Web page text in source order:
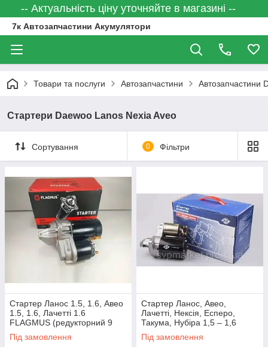
-- Актуальність ціну уточняйте в магазині --
7к Автозапчастини Акумулятори
Товари та послуги Автозапчастини Автозапчастини
Стартери Daewoo Lanos Nexia Aveo
Сортування 0 Фільтри
Стартер Ланос 1.5, 1.6, Авео
1.5, 1.6, Лачетті 1.6
FLAGMUS (редукторний 9
зубів)
Під замовлення
Стартер Ланос, Авео,
Лачетті, Нексія, Есперо,
Такума, Нубіра 1,5 – 1,6
двигуни АТ (на постійних
магнітах) 9зуб
Під замовлення